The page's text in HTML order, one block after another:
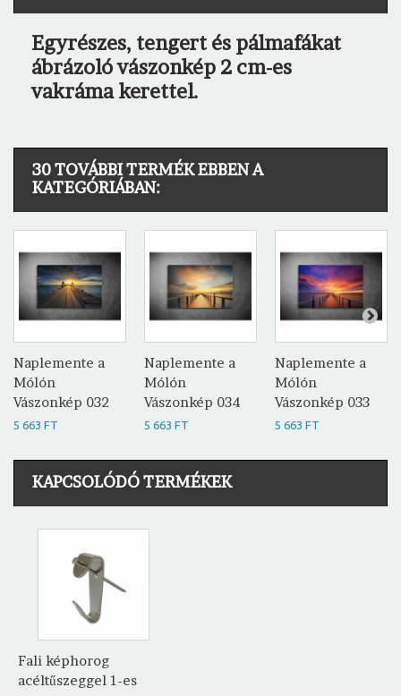
Egyrészes, tengert és pálmafákat
ábrázoló vászonkép 2 cm-es
vakráma kerettel.
30 TOVÁBBI TERMÉK EBBEN A
KATEGÓRIÁBAN:
Naplemente a
Mólón
Vászonkép 032
5 663 FT
Naplemente a
Mólón
Vászonkép 034
5 663 FT
Naplemente a
Mólón
Vászonkép 033
5 663 FT
KAPCSOLÓDÓ TERMÉKEK
Fali képhorog
acéltűszeggel 1-es